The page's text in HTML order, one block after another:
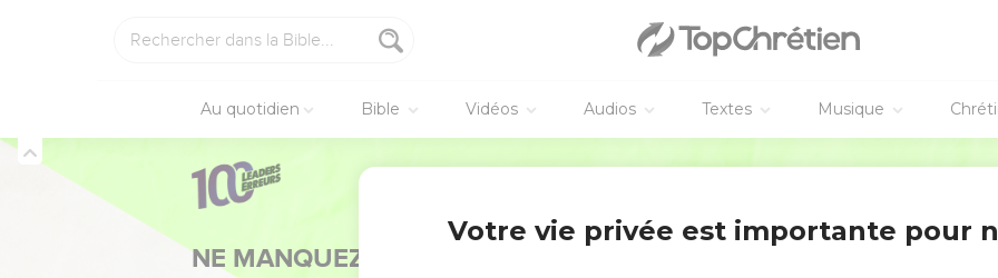
Au quotidien Bible Vidéos Audios Textes Musique
NE MANQUEZ PAS L’ÉVÉNEMENT DE L’ANNÉE !
Votre vie privée est importante pour